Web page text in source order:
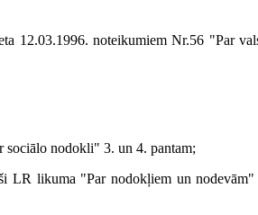
12.03.1996. noteikumiem Nr.56 "Par
sociālo nodokli" 3. un 4. pantam;
LR likuma "Par nodokļiem un nodevām"